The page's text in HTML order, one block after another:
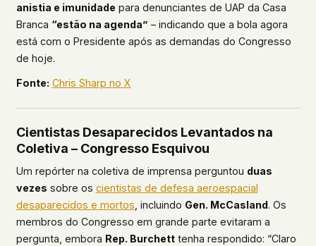
anistia e imunidade para denunciantes de UAP da Casa
Branca “estão na agenda” – indicando que a bola agora
está com o Presidente após as demandas do Congresso
de hoje.
Fonte: Chris Sharp no X
Cientistas Desaparecidos Levantados na
Coletiva – Congresso Esquivou
Um repórter na coletiva de imprensa perguntou duas
vezes sobre os cientistas de defesa aeroespacial
desaparecidos e mortos , incluindo Gen. McCasland. Os
membros do Congresso em grande parte evitaram a
pergunta, embora Rep. Burchetttenha respondido: “Claro